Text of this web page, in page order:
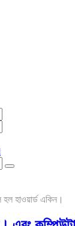
হাওয়ার্ড একিন।